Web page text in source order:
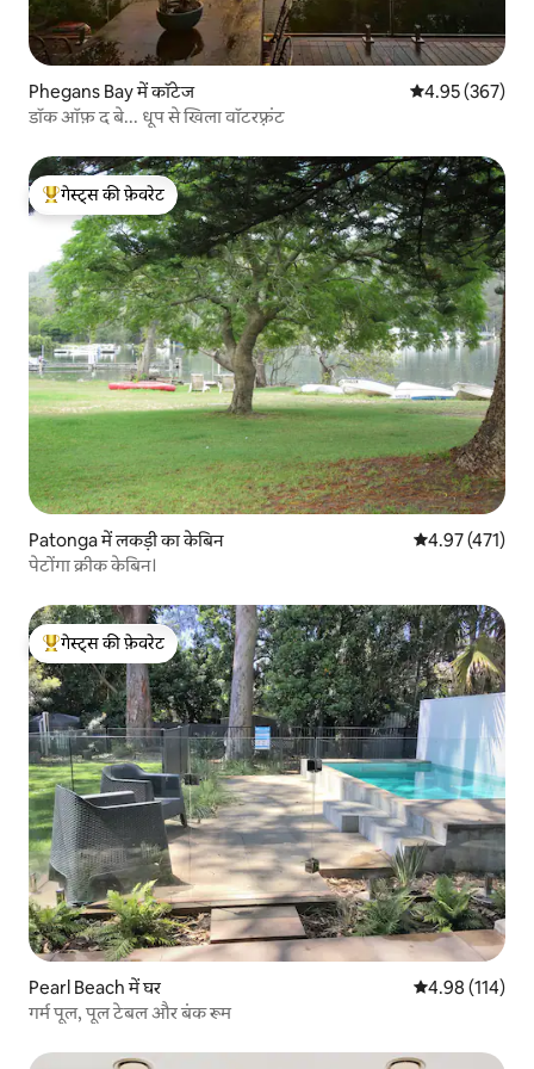
Phegans Bay में कॉटेज औसत रेटिंग 5 में से
4.95 (367)
डॉक ऑफ़ द बे... धूप से खिला वॉटरफ़्रंट
गेस्ट्स का टॉप फ़ेवरेट
गेस्ट्स की फ़ेवरेट
Patonga में लकड़ी का केबिन औसत रेटिंग 5 में से
4.97 (471)
पेटोंगा क्रीक केबिन।
गेस्ट्स का टॉप फ़ेवरेट
गेस्ट्स की फ़ेवरेट
Pearl Beach में घर औसत रेटिंग 5 में से
4.98 (114)
गर्म पूल, पूल टेबल और बंक रूम